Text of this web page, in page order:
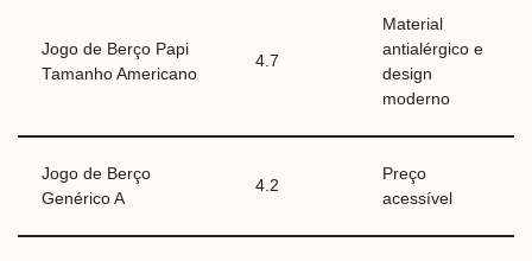
Jogo de Berço Papi
Tamanho Americano
4.7
Material
antialérgico e
design
moderno
Jogo de Berço
Genérico A
4.2
Preço
acessível